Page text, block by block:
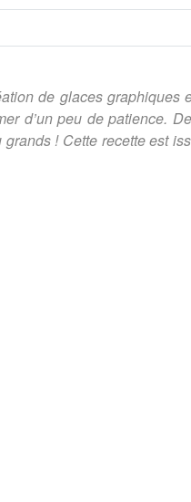
de glaces graphiques
d’un peu de patience.
! Cette recette est